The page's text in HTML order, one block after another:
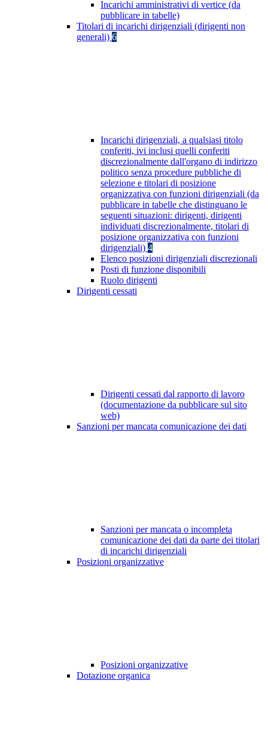
Incarichi amministrativi di vertice (da
pubblicare in tabelle)
Titolari di incarichi dirigenziali (dirigenti non
generali) 6
Incarichi dirigenziali, a qualsiasi titolo
conferiti, ivi inclusi quelli conferiti
discrezionalmente dall'organo di indirizzo
politico senza procedure pubbliche di
selezione e titolari di posizione
organizzativa con funzioni dirigenziali (da
pubblicare in tabelle che distinguano le
seguenti situazioni: dirigenti, dirigenti
individuati discrezionalmente, titolari di
posizione organizzativa con funzioni
dirigenziali) 4
Elenco posizioni dirigenziali discrezionali
Posti di funzione disponibili
Ruolo dirigenti
Dirigenti cessati
Dirigenti cessati dal rapporto di lavoro
(documentazione da pubblicare sul sito
web)
Sanzioni per mancata comunicazione dei dati
Sanzioni per mancata o incompleta
comunicazione dei dati da parte dei titolari
di incarichi dirigenziali
Posizioni organizzative
Posizioni organizzative
Dotazione organica